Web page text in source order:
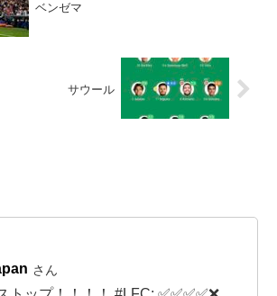
ベンゼマ
サウール
さん